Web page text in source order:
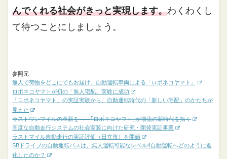
んでくれる社会がきっと実現します。わくわくし
て待つことにしましょう。
参照元
無人で荷物をどこにでもお届け。自動運転車両による「ロボネコヤマト」
ロボネコヤマトが初の「無人宅配」実験に成功
「ロボネコヤマト」の実証実験から、自動運転時代の「新しい宅配」のかたちが
見えた
ラストワンマイルの革新を――｢ロボネコヤマト｣が物流の新時代を拓く
高度な自動走行システムの社会実装に向けた研究・開発実証事業
ラストマイル自動走行の実証評価（日立市）を開始
SBドライブの自動運転バスは、無人運転可能なレベル4自動運転へどのように進
化したのか？